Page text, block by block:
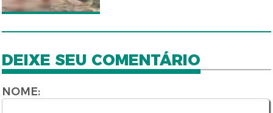
DEIXE SEU COMENTÁRIO
NOME: